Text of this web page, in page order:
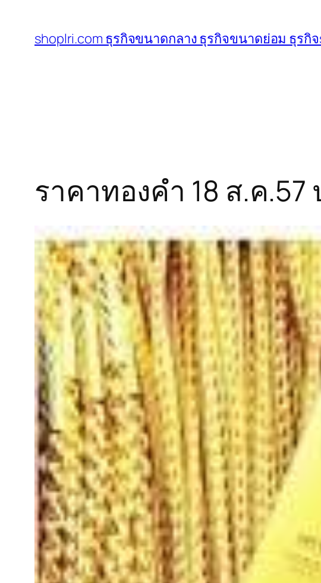
shoplri.com ธุรกิจขนาดกลาง ธุรกิจขนาดย่อม ธุรกิ
ราคาทองคำ 18 ส.ค.57